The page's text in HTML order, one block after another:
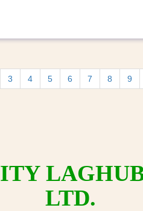
3 4 5 6 7 8 9
LTD.